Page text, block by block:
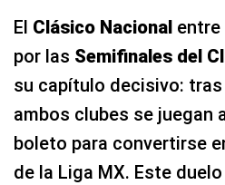
El Clásico Nacional entre
por las Semifinales del
su capítulo decisivo:
ambos clubes se juegan
boleto para convertirse
de la Liga MX. Este